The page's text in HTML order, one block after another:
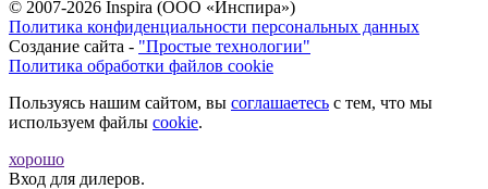
© 2007-2026 Inspira (ООО «Инспира»)
Политика конфиденциальности персональных данных
Создание сайта - "Простые технологии"
Политика обработки файлов cookie
Пользуясь нашим сайтом, вы соглашаетесь с тем, что мы
используем файлы cookie.
хорошо
Вход для дилеров.